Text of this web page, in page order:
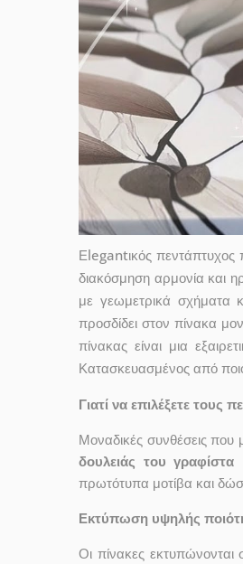
Εlegantικός πεντάπτυχος
διακόσμηση αρμονία και
με γεωμετρικά σχήματα
προσδίδει στον πίνακα
πίνακας είναι μια
Κατασκευασμένος από
Γιατί να επιλέξετε τους
Μοναδικές συνθέσεις
δουλειάς του γραφίστα
πρωτότυπα μοτίβα και
Εκτύπωση υψηλής
Οι πίνακες